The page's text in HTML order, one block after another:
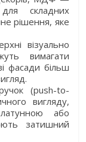
складних
рішення, яке
візуально
вимагати
фасади більш
(push-to-
вигляду,
або
затишний